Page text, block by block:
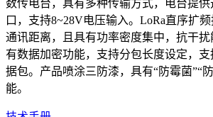
数传电台，具有多种传输方式，电台提供
口，支持8~28V电压输入。LoRa直序扩
通讯距离，且具有功率密度集中，抗干
有数据加密功能，支持分包长度设定，
据包。产品喷涂三防漆，具有“防霉菌”“
能。